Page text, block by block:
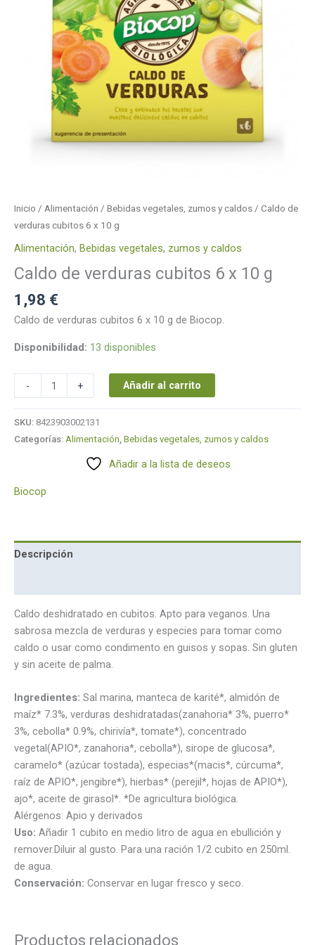
Inicio / Alimentación / Bebidas vegetales, zumos y caldos / Caldo de
verduras cubitos 6 x 10 g
Alimentación, Bebidas vegetales, zumos y caldos
Caldo de verduras cubitos 6 x 10 g
1,98 €
Caldo de verduras cubitos 6 x 10 g de Biocop.
Disponibilidad: 13 disponibles
-
cantidad
+ Añadir al carrito
SKU: 8423903002131
Categorías: Alimentación Bebidas vegetales, zumos y caldos
Añadir a la lista de deseos
Biocop
Descripción
Caldo deshidratado en cubitos. Apto para veganos. Una
sabrosa mezcla de verduras y especies para tomar como
caldo o usar como condimento en guisos y sopas. Sin gluten
y sin aceite de palma.
Ingredientes: Sal marina, manteca de karité*, almidón de
maíz* 7.3%, verduras deshidratadas(zanahoria* 3%, puerro*
3%, cebolla* 0.9%, chirivía*, tomate*), concentrado
vegetal(APIO*, zanahoria*, cebolla*), sirope de glucosa*,
caramelo* (azúcar tostada), especias*(macis*, cúrcuma*,
raíz de APIO*, jengibre*), hierbas* (perejil*, hojas de APIO*),
ajo*, aceite de girasol*. *De agricultura biológica.
Alérgenos: Apio y derivados
Uso: Añadir 1 cubito en medio litro de agua en ebullición y
remover.Diluir al gusto. Para una ración 1/2 cubito en 250ml.
de agua.
Conservación: Conservar en lugar fresco y seco.
Productos relacionados